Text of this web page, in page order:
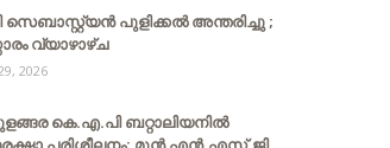
സെബാസ്റ്റ്യന്‍ പുളിക്കല്‍ അന്തരിച്ചു ;
വ്യാഴാഴ്ച
2026
കെ.എ.പി ബറ്റാലിയനിൽ